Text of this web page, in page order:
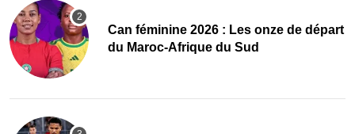
‎Can féminine 2026 : Les onze de départ
du Maroc-Afrique du Sud